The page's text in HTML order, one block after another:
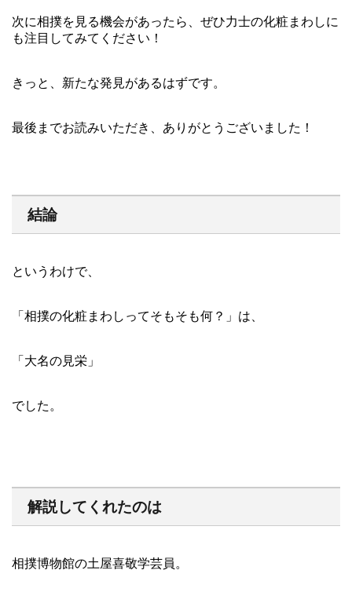
次に相撲を見る機会があったら、ぜひ力士の化粧まわしに
も注目してみてください！
きっと、新たな発見があるはずです。
最後までお読みいただき、ありがとうございました！
結論
というわけで、
「相撲の化粧まわしってそもそも何？」は、
「大名の見栄」
でした。
解説してくれたのは
相撲博物館の土屋喜敬学芸員。